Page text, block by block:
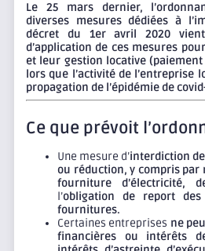
Le 25 mars dernier,
diverses mesures dédiées à
décret du 1er avril 2020
d’application de ces mesures
et leur gestion locative
lors que l’activité de l’entreprise
propagation de l’épidémie de
Ce que prévoit
Une mesure d’interdiction
ou réduction, y compris
fourniture d’électricité,
l’obligation de report
fournitures.
Certaines entreprises ne
financières ou intérêts